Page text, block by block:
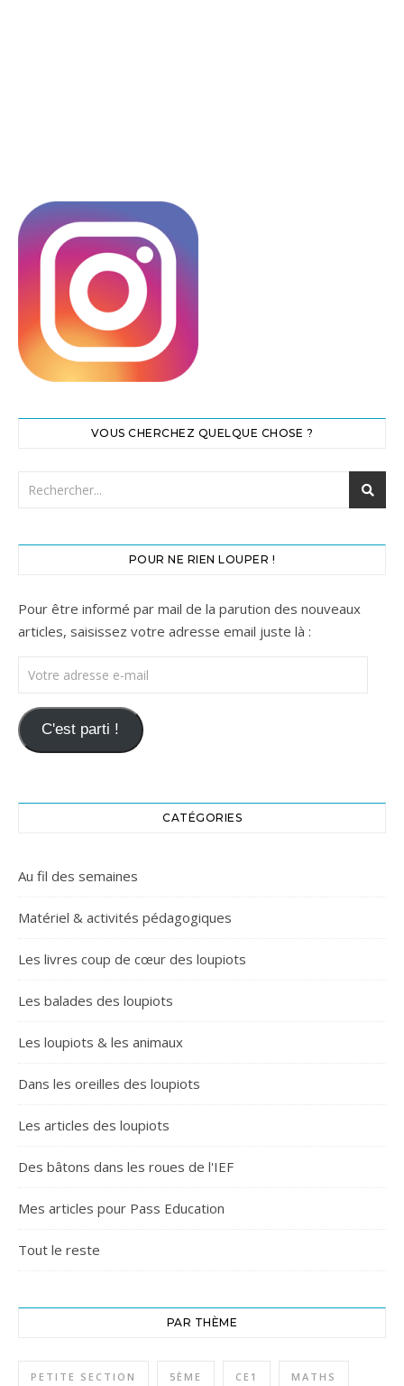
VOUS CHERCHEZ QUELQUE CHOSE ?
POUR NE RIEN LOUPER !
Pour être informé par mail de la parution des nouveaux
articles, saisissez votre adresse email juste là :
Votre adresse e-mail
C'est parti !
CATÉGORIES
Au fil des semaines
Matériel & activités pédagogiques
Les livres coup de cœur des loupiots
Les balades des loupiots
Les loupiots & les animaux
Dans les oreilles des loupiots
Les articles des loupiots
Des bâtons dans les roues de l'IEF
Mes articles pour Pass Education
Tout le reste
PAR THÈME
PETITE SECTION 5ÈME CE1 MATHS